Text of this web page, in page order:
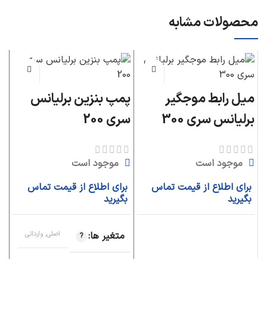
محصولات مشابه
میل رابط موجگیر
برلیانس سری 300
موجود است
برای اطلاع از قیمت تماس
بگیرید
پمپ بنزین برلیانس
سری 200
موجود است
برای اطلاع از قیمت تماس
بگیرید
متغیر ها اصلی, وارداتی